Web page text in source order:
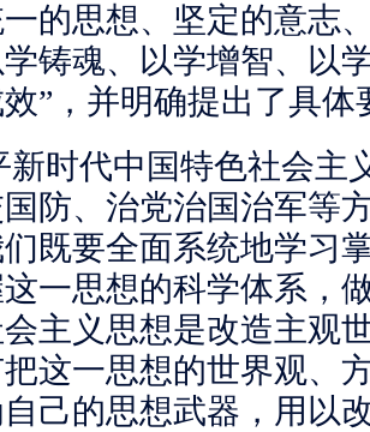
的思想、坚定的意志
铸魂、以学增智、以
”，并明确提出了具
新时代中国特色社会主
防、治党治国治军等
既要全面系统地学习
一思想的科学体系，
主义思想是改造主观
这一思想的世界观、
己的思想武器，用以